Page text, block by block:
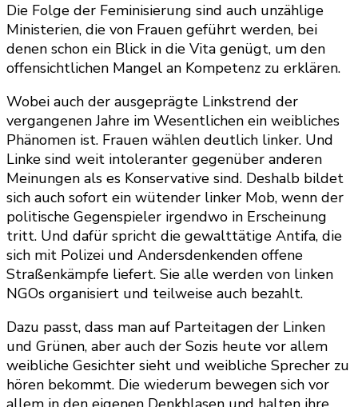
Die Folge der Feminisierung sind auch unzählige
Ministerien, die von Frauen geführt werden, bei
denen schon ein Blick in die Vita genügt, um den
offensichtlichen Mangel an Kompetenz zu erklären.
Wobei auch der ausgeprägte Linkstrend der
vergangenen Jahre im Wesentlichen ein weibliches
Phänomen ist. Frauen wählen deutlich linker. Und
Linke sind weit intoleranter gegenüber anderen
Meinungen als es Konservative sind. Deshalb bildet
sich auch sofort ein wütender linker Mob, wenn der
politische Gegenspieler irgendwo in Erscheinung
tritt. Und dafür spricht die gewalttätige Antifa, die
sich mit Polizei und Andersdenkenden offene
Straßenkämpfe liefert. Sie alle werden von linken
NGOs organisiert und teilweise auch bezahlt.
Dazu passt, dass man auf Parteitagen der Linken
und Grünen, aber auch der Sozis heute vor allem
weibliche Gesichter sieht und weibliche Sprecher zu
hören bekommt. Die wiederum bewegen sich vor